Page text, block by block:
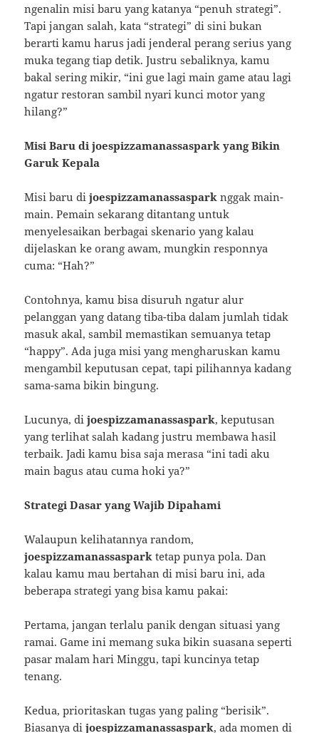
ngenalin misi baru yang katanya “penuh strategi”.
Tapi jangan salah, kata “strategi” di sini bukan
berarti kamu harus jadi jenderal perang serius yang
muka tegang tiap detik. Justru sebaliknya, kamu
bakal sering mikir, “ini gue lagi main game atau lagi
ngatur restoran sambil nyari kunci motor yang
hilang?”
Misi Baru di joespizzamanassaspark yang Bikin
Garuk Kepala
Misi baru dijoespizzamanassaspark nggak main-
main. Pemain sekarang ditantang untuk
menyelesaikan berbagai skenario yang kalau
dijelaskan ke orang awam, mungkin responnya
cuma: “Hah?”
Contohnya, kamu bisa disuruh ngatur alur
pelanggan yang datang tiba-tiba dalam jumlah tidak
masuk akal, sambil memastikan semuanya tetap
“happy”. Ada juga misi yang mengharuskan kamu
mengambil keputusan cepat, tapi pilihannya kadang
sama-sama bikin bingung.
Lucunya, dijoespizzamanassaspark, keputusan
yang terlihat salah kadang justru membawa hasil
terbaik. Jadi kamu bisa saja merasa “ini tadi aku
main bagus atau cuma hoki ya?”
Strategi Dasar yang Wajib Dipahami
Walaupun kelihatannya random,
joespizzamanassaspark tetap punya pola. Dan
kalau kamu mau bertahan di misi baru ini, ada
beberapa strategi yang bisa kamu pakai:
Pertama, jangan terlalu panik dengan situasi yang
ramai. Game ini memang suka bikin suasana seperti
pasar malam hari Minggu, tapi kuncinya tetap
tenang.
Kedua, prioritaskan tugas yang paling “berisik”.
Biasanya dijoespizzamanassaspark, ada momen di